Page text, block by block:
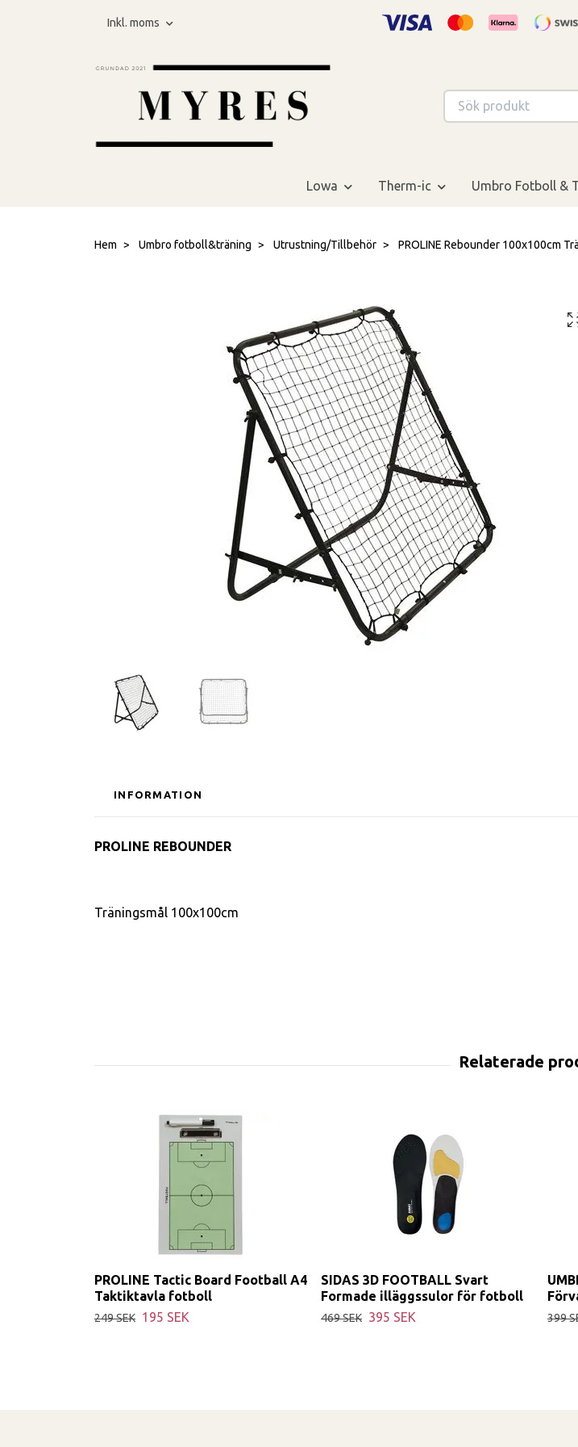
Inkl. moms
Lowa Therm-ic Umbro Fotboll &
Hem Umbro fotboll&träning Utrustning/Tillbehör PROLINE Rebounder 100x100cm
INFORMATION
PROLINE REBOUNDER
Träningsmål 100x100cm
PROLINE Tactic Board Football A4
Taktiktavla fotboll
249 SEK 195 SEK
SIDAS 3D FOOTBALL Svart
Formade illäggssulor för fotboll
469 SEK 395 SEK 399